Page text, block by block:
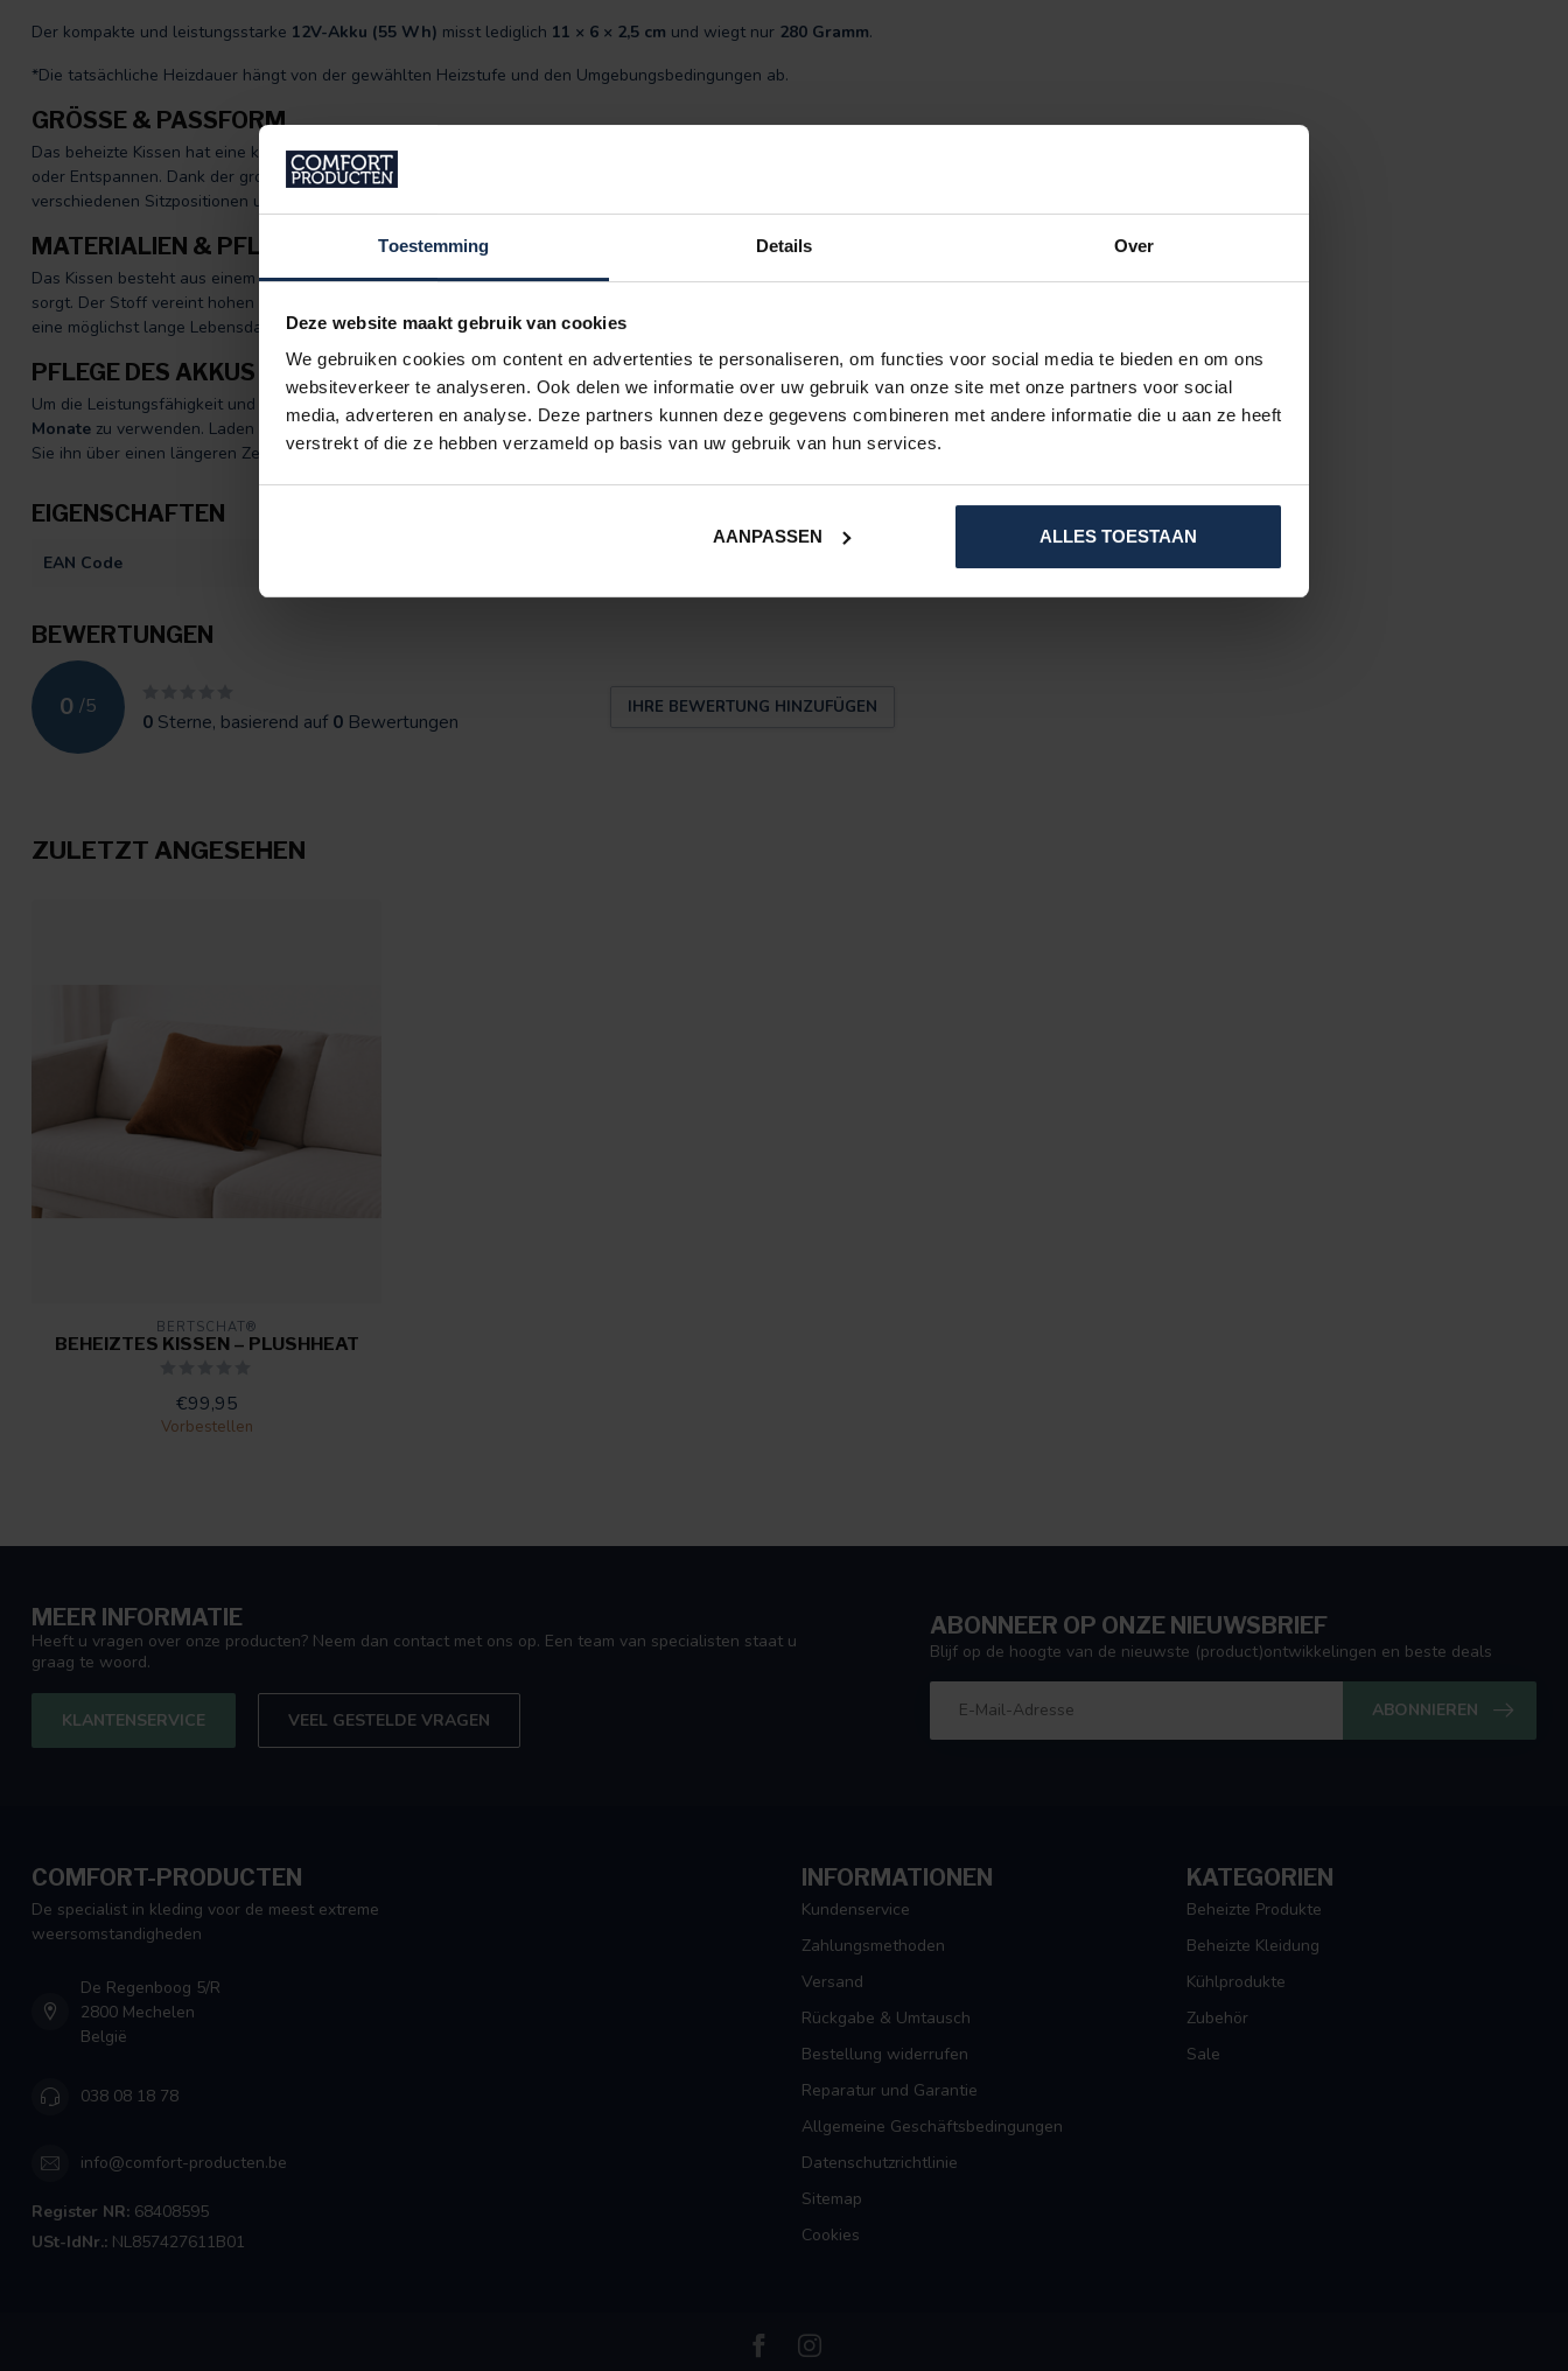
Toestemming Details Over
Deze website maakt gebruik van cookies
We gebruiken cookies om content en advertenties te personaliseren, om functies voor social media te bieden en om ons
websiteverkeer te analyseren. Ook delen we informatie over uw gebruik van onze site met onze partners voor social
media, adverteren en analyse. Deze partners kunnen deze gegevens combineren met andere informatie die u aan ze heeft
verstrekt of die ze hebben verzameld op basis van uw gebruik van hun services.
AANPASSEN ALLES TOESTAAN
Der kompakte und leistungsstarke 12V-Akku (55 Wh) misst lediglich 11 × 6 × 2,5 cm und wiegt nur 280 Gramm.
*Die tatsächliche Heizdauer hängt von der gewählten Heizstufe und den Umgebungsbedingungen ab.
GRÖSSE & PASSFORM
Das beheizte Kissen hat eine komfortable Größe von
oder Entspannen. Dank der großzügigen Heizflächen auf beiden Seiten passt sich das Kissen mühelos
verschiedenen Sitzpositionen und Einsatzbereichen an.
MATERIALIEN & PFLEGE
Das Kissen besteht aus einem weichenTeddystoff, der für ein warmes, komfortables und hochwertiges Sitzgefühl
sorgt. Der Stoff vereint hohen Komfort mit einer stilvollen Optik und ist bei
eine möglichst lange Lebensdauer empfehlen wir, das Kissen nach dem Waschen an der Luft trocknen zu lassen.
PFLEGE DES AKKUS
Um die Leistungsfähigkeit und Lebensdauer des Akkus zu erhalten, empfehlen wir, den Akku mindestensalle zwei
Monate zu verwenden. Laden Sie ihn vollständig auf und entladen Sie ihn anschließend auf etwa 50–75 %, bevor
Sie ihn über einen längeren Zeitraum lagern.
EIGENSCHAFTEN
EAN Code
BEWERTUNGEN
0 /5
0 Sterne, basierend auf 0 Bewertungen
IHRE BEWERTUNG HINZUFÜGEN
ZULETZT ANGESEHEN
BERTSCHAT®
BEHEIZTES KISSEN – PLUSHHEAT
€99,95
Vorbestellen
MEER INFORMATIE
Heeft u vragen over onze producten? Neem dan contact met ons op. Een team van specialisten staat u
graag te woord.
KLANTENSERVICE VEEL GESTELDE VRAGEN
ABONNEER OP ONZE NIEUWSBRIEF
Blijf op de hoogte van de nieuwste (product)ontwikkelingen en beste deals
ABONNIEREN
COMFORT-PRODUCTEN
De specialist in kleding voor de meest extreme
weersomstandigheden
De Regenboog 5/R
2800 Mechelen
België
038 08 18 78
info@comfort-producten.be
Register NR: 68408595
USt-IdNr.: NL857427611B01
INFORMATIONEN
Kundenservice
Zahlungsmethoden
Versand
Rückgabe & Umtausch
Bestellung widerrufen
Reparatur und Garantie
Allgemeine Geschäftsbedingungen
Datenschutzrichtlinie
Sitemap
Cookies
KATEGORIEN
Beheizte Produkte
Beheizte Kleidung
Kühlprodukte
Zubehör
Sale